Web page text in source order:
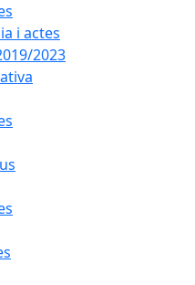
i actes
2023